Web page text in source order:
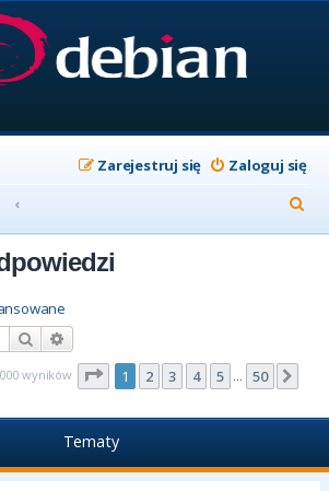
Zaloguj się
Zarejestruj się
z
Szukaj
wyników Strona z50
1 2 3 4 5 … 50
Tematy